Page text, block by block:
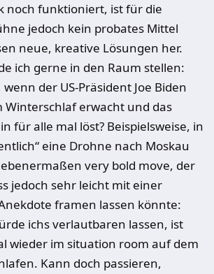
noch funktioniert, ist für die
jedoch kein probates Mittel
neue, kreative Lösungen her.
ich gerne in den Raum stellen:
der US-Präsident Joe Biden
Winterschlaf erwacht und das
für alle mal löst? Beispielsweise, in
eine Drohne nach Moskau
very bold move, der
jedoch sehr leicht mit einer
framen lassen könnte:
ichs verlautbaren lassen, ist
wieder im situation room auf dem
Kann doch passieren,